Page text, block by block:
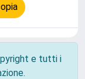
e tutti i